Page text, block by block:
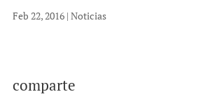
Feb 22, 2016| Noticias
comparte